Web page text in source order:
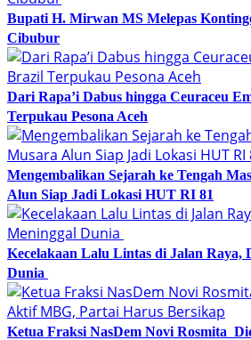
Bupati H. Mirwan MS Melepas
Cibubur
Dari Rapa’i Dabus hingga Ceuraceu
Terpukau Pesona Aceh
Mengembalikan Sejarah ke Tengah
Alun Siap Jadi Lokasi HUT RI 81
Kecelakaan Lalu Lintas di Jalan Raya,
Dunia
Ketua Fraksi NasDem Novi Rosmita